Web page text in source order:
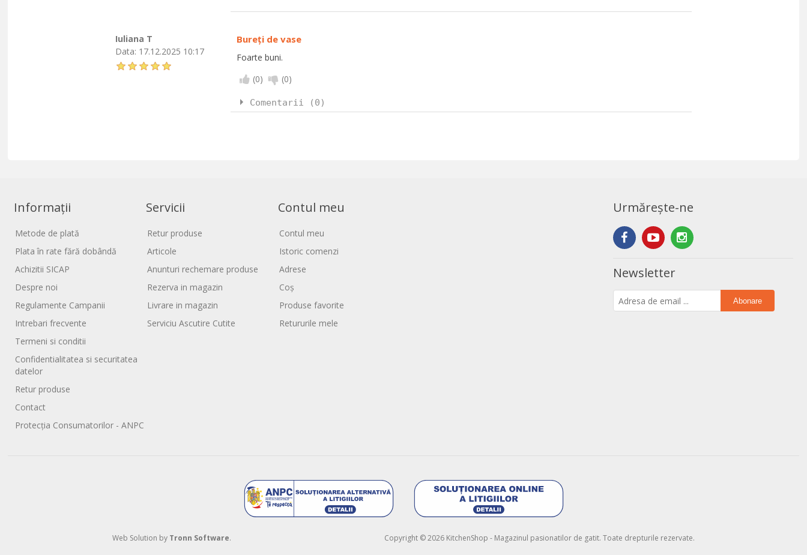
Iuliana T
Data: 17.12.2025 10:17
Bureți de vase
Foarte buni.
(0) (0)
Comentarii (0)
Informații
Metode de plată
Plata în rate fără dobândă
Achizitii SICAP
Despre noi
Regulamente Campanii
Intrebari frecvente
Termeni si conditii
Confidentialitatea si securitatea
datelor
Retur produse
Contact
Protecția Consumatorilor - ANPC
Servicii
Retur produse
Articole
Anunturi rechemare produse
Rezerva in magazin
Livrare in magazin
Serviciu Ascutire Cutite
Contul meu
Contul meu
Istoric comenzi
Adrese
Coș
Produse favorite
Retururile mele
Urmărește-ne
Newsletter
Abonare
Copyright © 2026 KitchenShop - Magazinul pasionatilor de gatit. Toate drepturile rezervate.
Web Solution by Tronn Software.